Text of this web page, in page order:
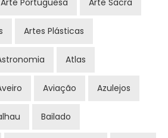
Artes Plásticas
Atlas
Aviação Azulejos
Bailado